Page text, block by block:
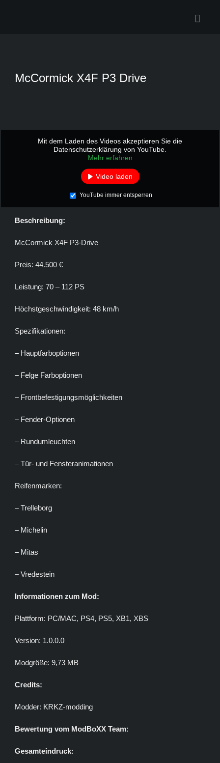
McCormick X4F P3 Drive
Mit dem Laden des Videos akzeptieren Sie die
Datenschutzerklärung von YouTube.
Mehr erfahren
Video laden
YouTube immer entsperren
Beschreibung:
McCormick X4F P3-Drive
Preis: 44.500 €
Leistung: 70 – 112 PS
Höchstgeschwindigkeit: 48 km/h
Spezifikationen:
– Hauptfarboptionen
– Felge Farboptionen
– Frontbefestigungsmöglichkeiten
– Fender-Optionen
– Rundumleuchten
– Tür- und Fensteranimationen
Reifenmarken:
– Trelleborg
– Michelin
– Mitas
– Vredestein
Informationen zum Mod:
Plattform: PC/MAC, PS4, PS5, XB1, XBS
Version: 1.0.0.0
Modgröße: 9,73 MB
Credits:
Modder: KRKZ-modding
Bewertung vom ModBoXX Team:
Gesamteindruck: